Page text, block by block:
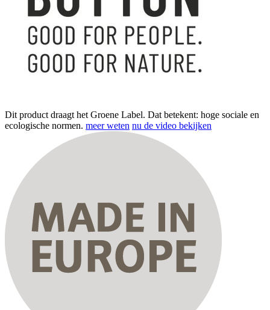
Dit product draagt het Groene Label. Dat betekent: hoge sociale en
ecologische normen. meer weten nu de video bekijken